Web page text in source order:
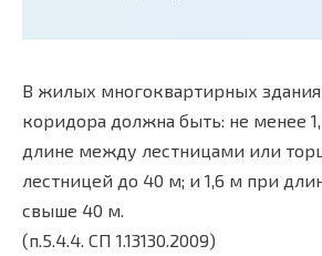
В жилых многоквартирных
коридора должна быть: не менее
длине между лестницами или
лестницей до 40 м; и 1,6 м при
свыше 40 м.
(п.5.4.4. СП 1.13130.2009)